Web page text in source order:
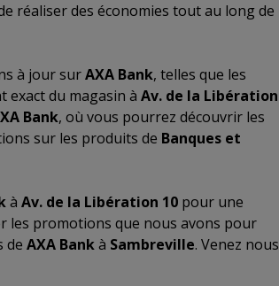
réaliser des économies tout au long de
à jour surAXA Bank, telles que les
exact du magasin à Av. de la Libération
Bank, où vous pourrez découvrir les
sur les produits de Banques et
à Av. de la Libération 10pour une
les promotions que nous avons pour
de AXA Bankà Sambreville. Venez nous